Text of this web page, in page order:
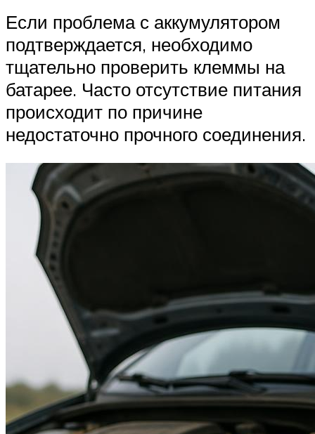
Если проблема с аккумулятором
подтверждается, необходимо
тщательно проверить клеммы на
батарее. Часто отсутствие питания
происходит по причине
недостаточно прочного соединения.